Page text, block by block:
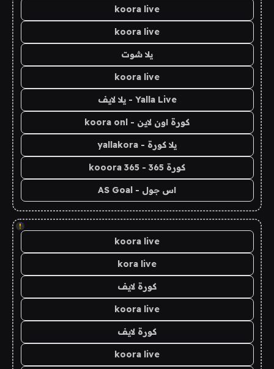
koora live
koora live
يلا شوت
koora live
Yalla Live - يلا لايف
كورة اون لاين - koora onl
يلا كورة - yallakora
كورة 365 - kooora 365
اس جول - AS Goal
!
koora live
kora live
كورة لايف
koora live
كورة لايف
koora live